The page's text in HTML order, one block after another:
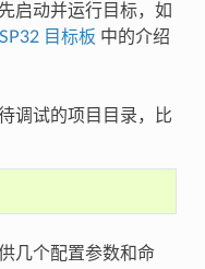
启动并运行目标，如
目标板 中的介绍
调试的项目目录，比
几个配置参数和命